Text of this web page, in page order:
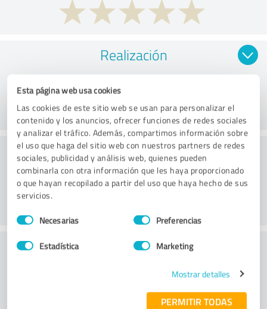
Esta página web usa cookies
Las cookies de este sitio web se usan para personalizar el
contenido y los anuncios, ofrecer funciones de redes sociales
y analizar el tráfico. Además, compartimos información sobre
el uso que haga del sitio web con nuestros partners de redes
sociales, publicidad y análisis web, quienes pueden
combinarla con otra información que les haya proporcionado
o que hayan recopilado a partir del uso que haya hecho de sus
servicios.
Selección
de
Necesarias Preferencias
Estadística Marketing
Mostrar detalles
PERMITIR TODAS
Realización
Consultoría
Servicio de atención al cliente